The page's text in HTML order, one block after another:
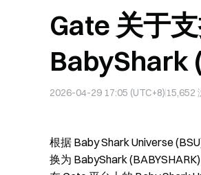
Gate 关于
BabyShark
2026-04-29 17:05 (UTC+8) 15,652
根据 Baby Shark Universe
换为 BabyShark